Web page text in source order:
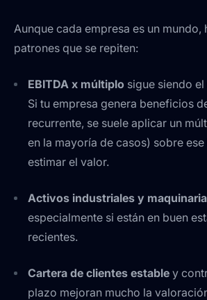
Aunque cada empresa es un mundo,
patrones que se repiten:
EBITDA x múltiplo sigue siendo
Si tu empresa genera beneficios
recurrente, se suele aplicar un
en la mayoría de casos) sobre ese
estimar el valor.
Activos industriales y maquinaria
especialmente si están en buen
recientes.
Cartera de clientes estable y
plazo mejoran mucho la